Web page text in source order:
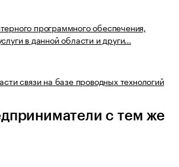
программного обеспечения,
в данной области и други…
связи на базе проводных технологий
с тем же